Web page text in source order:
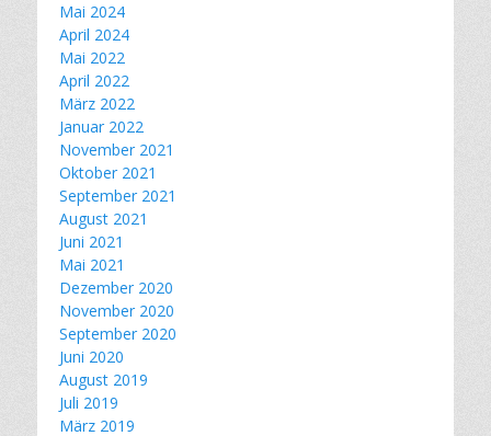
Mai 2024
April 2024
Mai 2022
April 2022
März 2022
Januar 2022
November 2021
Oktober 2021
September 2021
August 2021
Juni 2021
Mai 2021
Dezember 2020
November 2020
September 2020
Juni 2020
August 2019
Juli 2019
März 2019